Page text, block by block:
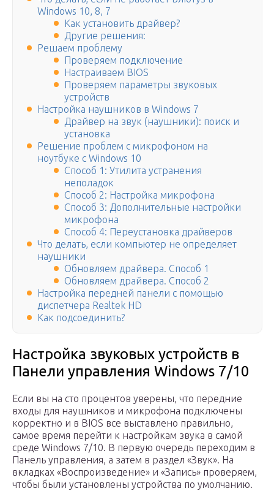
Windows 10, 8, 7
Как установить драйвер?
Другие решения:
Решаем проблему
Проверяем подключение
Настраиваем BIOS
Проверяем параметры звуковых
устройств
Настройка наушников в Windows 7
Драйвер на звук (наушники): поиск и
установка
Решение проблем с микрофоном на
ноутбуке с Windows 10
Способ 1: Утилита устранения
неполадок
Способ 2: Настройка микрофона
Способ 3: Дополнительные настройки
микрофона
Способ 4: Переустановка драйверов
Что делать, если компьютер не определяет
наушники
Обновляем драйвера. Способ 1
Обновляем драйвера. Способ 2
Настройка передней панели с помощью
диспетчера Realtek HD
Как подсоединить?
Настройка звуковых устройств в
Панели управления Windows 7/10
Если вы на сто процентов уверены, что передние
входы для наушников и микрофона подключены
корректно и в BIOS все выставлено правильно,
самое время перейти к настройкам звука в самой
среде Windows 7/10. В первую очередь переходим в
Панель управления, а затем в раздел «Звук». На
вкладках «Воспроизведение» и «Запись» проверяем,
чтобы были установлены устройства по умолчанию.